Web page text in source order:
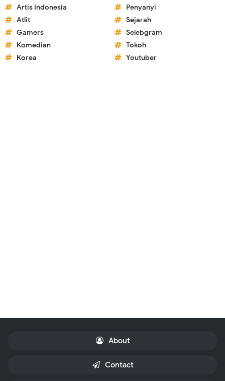
Artis Indonesia
Atlit
Gamers
Komedian
Korea
Penyanyi
Sejarah
Selebgram
Tokoh
Youtuber
About
Contact